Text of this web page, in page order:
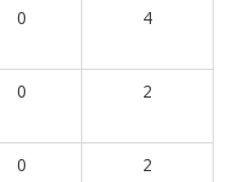
0 4
0 2
0 2